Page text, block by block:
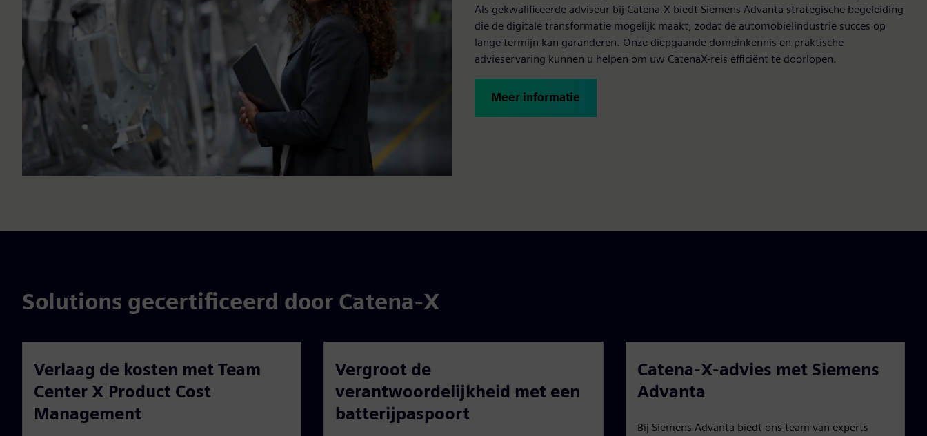
Als gekwalificeerde adviseur bij Catena-X biedt Siemens Advanta strategische begeleiding
die de digitale transformatie mogelijk maakt, zodat de automobielindustrie succes op
lange termijn kan garanderen. Onze diepgaande domeinkennis en praktische
advieservaring kunnen u helpen om uw CatenaX-reis efficiënt te doorlopen.
Meer informatie
Solutions gecertificeerd door Catena-X
Verlaag de kosten met Team
Center X Product Cost
Management
Vergroot de
verantwoordelijkheid met een
batterijpaspoort
Catena-X-advies met Siemens
Advanta
Bij Siemens Advanta biedt ons team van experts